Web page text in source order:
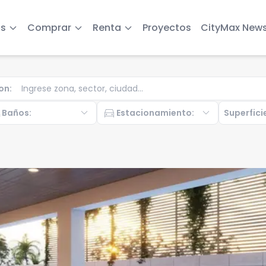
Comprar Renta Proyectos CityMax
:
Baños: expand_more directions_car Estacionamiento: expand_more